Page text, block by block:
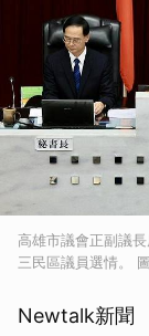
高雄市議會正副議
三民區議員選情。
Newtalk新聞